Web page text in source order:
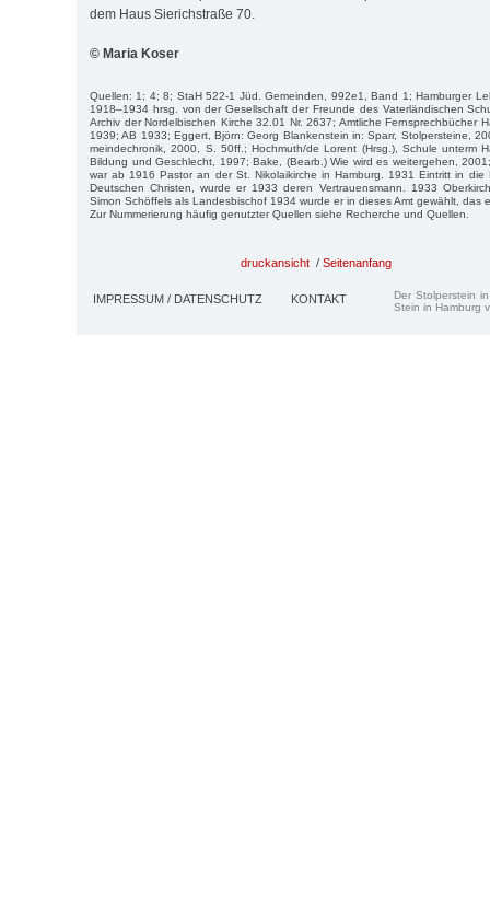
dem Haus Sierichstraße 70.
© Maria Koser
Quellen: 1; 4; 8; StaH 522-1 Jüd. Gemeinden, 992e1, Band 1; Hamburger
1918–1934 hrsg. von der Gesellschaft der Freunde des Vaterländischen
Archiv der Nordelbischen Kirche 32.01 Nr. 2637; Amtliche Fernsprechbücher
1939; AB 1933; Eggert, Björn: Georg Blankenstein in: Sparr, Stolpersteine,
mein­dechronik, 2000, S. 50ff.; Hochmuth/de Lorent (Hrsg.), Schule unterm
Bil­dung und Geschlecht, 1997; Bake, (Bearb.) Wie wird es weitergehen,
war ab 1916 Pastor an der St. Nikolaikirche in Hamburg. 1931 Eintritt in die
Deut­schen Christen, wurde er 1933 deren Vertrauensmann. 1933
Simon Schöffels als Landesbischof 1934 wurde er in dieses Amt gewählt, das
Zur Nummerierung häufig genutzter Quellen siehe Recherche und Quellen.
druckansicht / Seitenanfang
IMPRESSUM / DATENSCHUTZ KONTAKT
Der Stolperstein
Stein in Hamburg